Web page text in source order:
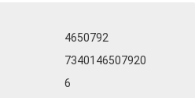
4650792
7340146507920
6